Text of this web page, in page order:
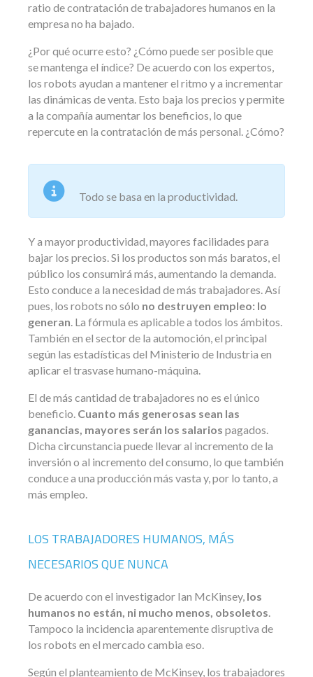
ratio de contratación de trabajadores humanos en la
empresa no ha bajado.
¿Por qué ocurre esto? ¿Cómo puede ser posible que
se mantenga el índice? De acuerdo con los expertos,
los robots ayudan a mantener el ritmo y a incrementar
las dinámicas de venta. Esto baja los precios y permite
a la compañía aumentar los beneficios, lo que
repercute en la contratación de más personal. ¿Cómo?
Todo se basa en la productividad.
Y a mayor productividad, mayores facilidades para
bajar los precios. Si los productos son más baratos, el
público los consumirá más, aumentando la demanda.
Esto conduce a la necesidad de más trabajadores. Así
pues, los robots no sólo no destruyen empleo: lo
generan. La fórmula es aplicable a todos los ámbitos.
También en el sector de la automoción, el principal
según las estadísticas del Ministerio de Industria en
aplicar el trasvase humano-máquina.
El de más cantidad de trabajadores no es el único
beneficio. Cuanto más generosas sean las
ganancias, mayores serán los salarios pagados.
Dicha circunstancia puede llevar al incremento de la
inversión o al incremento del consumo, lo que también
conduce a una producción más vasta y, por lo tanto, a
más empleo.
LOS TRABAJADORES HUMANOS, MÁS
NECESARIOS QUE NUNCA
De acuerdo con el investigador Ian McKinsey, los
humanos no están, ni mucho menos, obsoletos.
Tampoco la incidencia aparentemente disruptiva de
los robots en el mercado cambia eso.
Según el planteamiento de McKinsey, los trabajadores